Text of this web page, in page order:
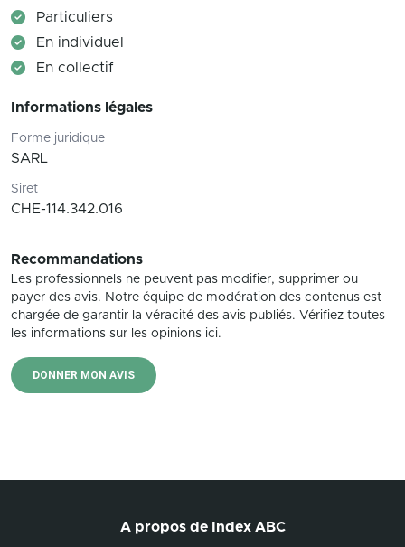
Particuliers
En individuel
En collectif
Informations légales
Forme juridique
SARL
Siret
CHE-114.342.016
Recommandations
Les professionnels ne peuvent pas modifier, supprimer ou
payer des avis. Notre équipe de modération des contenus est
chargée de garantir la véracité des avis publiés. Vérifiez toutes
les informations sur les opinions ici.
DONNER MON AVIS
A propos de Index ABC